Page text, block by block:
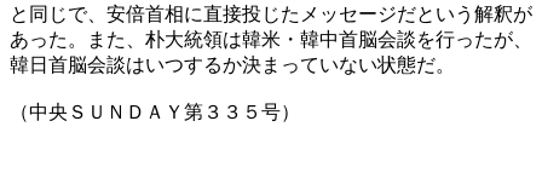
と同じで、安倍首相に直接投じたメッセージだという解釈が
あった。また、朴大統領は韓米・韓中首脳会談を行ったが、
韓日首脳会談はいつするか決まっていない状態だ。
（中央ＳＵＮＤＡＹ第３３５号）